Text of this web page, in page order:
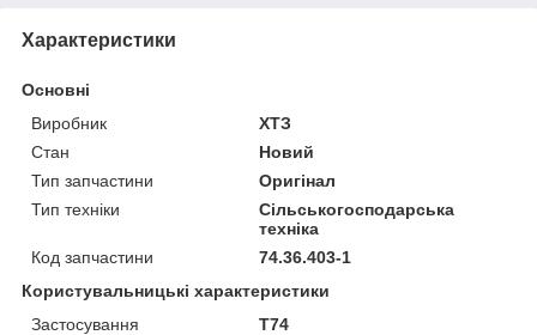
Характеристики
Основні
Виробник
ХТЗ
Стан
Новий
Тип запчастини
Оригінал
Тип техніки
Сільськогосподарська
техніка
Код запчастини
74.36.403-1
Користувальницькі характеристики
Застосування
Т74